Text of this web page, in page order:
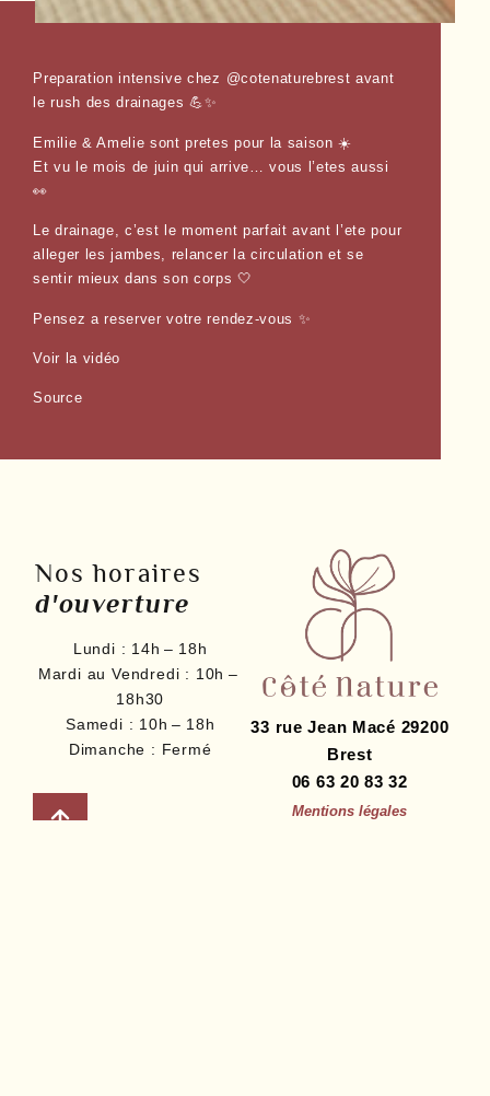
Preparation intensive chez @cotenaturebrest avant
le rush des drainages 💪✨
Emilie & Amelie sont pretes pour la saison ☀️
Et vu le mois de juin qui arrive… vous l’etes aussi
👀
Le drainage, c’est le moment parfait avant l’ete pour
alleger les jambes, relancer la circulation et se
sentir mieux dans son corps 🤍
Pensez a reserver votre rendez-vous ✨
Voir la vidéo
Source
33 rue Jean Macé 29200
Brest
06 63 20 83 32
Mentions légales
Nos horaires
d'ouverture
Lundi : 14h – 18h
Mardi au Vendredi : 10h –
18h30
Samedi : 10h – 18h
Dimanche : Fermé